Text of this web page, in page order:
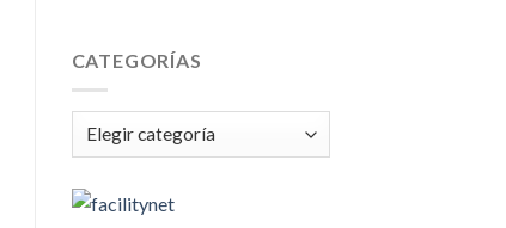
CATEGORÍAS
Categorías